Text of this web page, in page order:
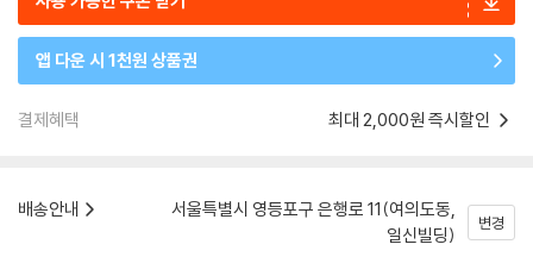
앱 다운 시 1천원 상품권
결제혜택 최대 2,000원 즉시할인
배송안내
서울특별시 영등포구 은행로 11(여의도동,
일신빌딩)
변경